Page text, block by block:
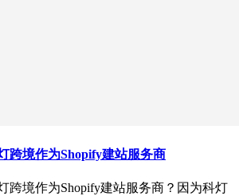
跨境作为Shopify建站服务商
跨境作为Shopify建站服务商？因为科灯